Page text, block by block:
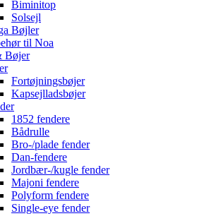
Biminitop
Solsejl
Bøjler
til Noa
Bøjer
Fortøjningsbøjer
Kapsejlladsbøjer
1852 fendere
Bådrulle
Bro-/plade fender
Dan-fendere
Jordbær-/kugle fender
Majoni fendere
Polyform fendere
Single-eye fender